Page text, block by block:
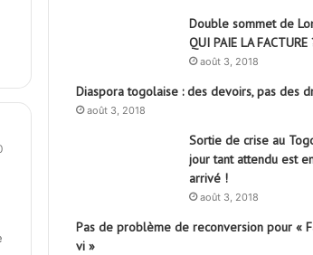
Double sommet de
QUI PAIE LA FACTURE
août 3, 2018
Diaspora togolaise : des devoirs, pas des
août 3, 2018
Sortie de crise au
jour tant attendu est
arrivé !
août 3, 2018
Pas de problème de reconversion pour «
vi »